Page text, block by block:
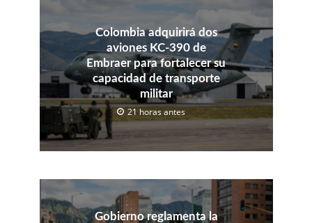
Colombia adquirirá dos
aviones KC-390 de
Embraer para fortalecer su
capacidad de transporte
militar
21 horas antes
Gobierno reglamenta la